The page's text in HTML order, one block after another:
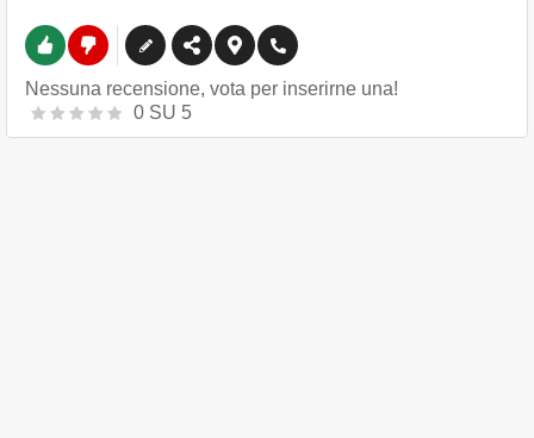
Nessuna recensione, vota per inserirne una!
0 SU 5